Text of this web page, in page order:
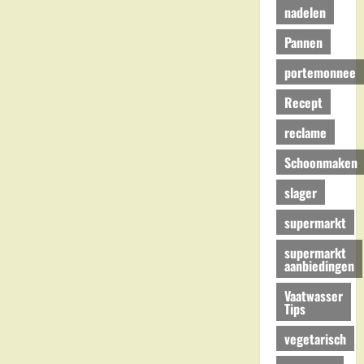
nadelen
Pannen
portemonnee
Recept
reclame
Schoonmaken
slager
supermarkt
supermarkt
aanbiedingen
Vaatwasser
Tips
vegetarisch